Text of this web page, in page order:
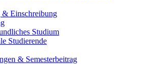
Einschreibung
Studium
Studierende
& Semesterbeitrag